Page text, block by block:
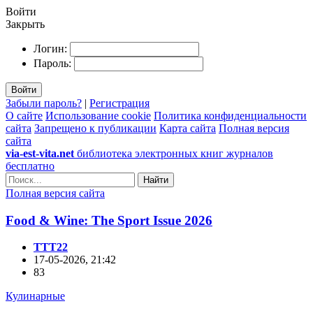
Войти
Закрыть
Логин:
Пароль:
Войти
Забыли пароль? | Регистрация
О сайте Использование cookie Политика конфиденциальности
сайта Запрещено к публикации Карта сайта Полная версия
сайта
via-est-vita.net библиотека электронных книг журналов
бесплатно
Найти
Полная версия сайта
Food & Wine: The Sport Issue 2026
TTT22
17-05-2026, 21:42
83
Кулинарные